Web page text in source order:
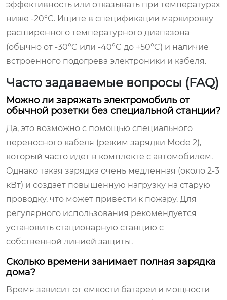
эффективность или отказывать при температурах
ниже -20°C. Ищите в спецификации маркировку
расширенного температурного диапазона
(обычно от -30°C или -40°C до +50°C) и наличие
встроенного подогрева электроники и кабеля.
Часто задаваемые вопросы (FAQ)
Можно ли заряжать электромобиль от
обычной розетки без специальной станции?
Да, это возможно с помощью специального
переносного кабеля (режим зарядки Mode 2),
который часто идет в комплекте с автомобилем.
Однако такая зарядка очень медленная (около 2-3
кВт) и создает повышенную нагрузку на старую
проводку, что может привести к пожару. Для
регулярного использования рекомендуется
установить стационарную станцию с
собственной линией защиты.
Сколько времени занимает полная зарядка
дома?
Время зависит от емкости батареи и мощности